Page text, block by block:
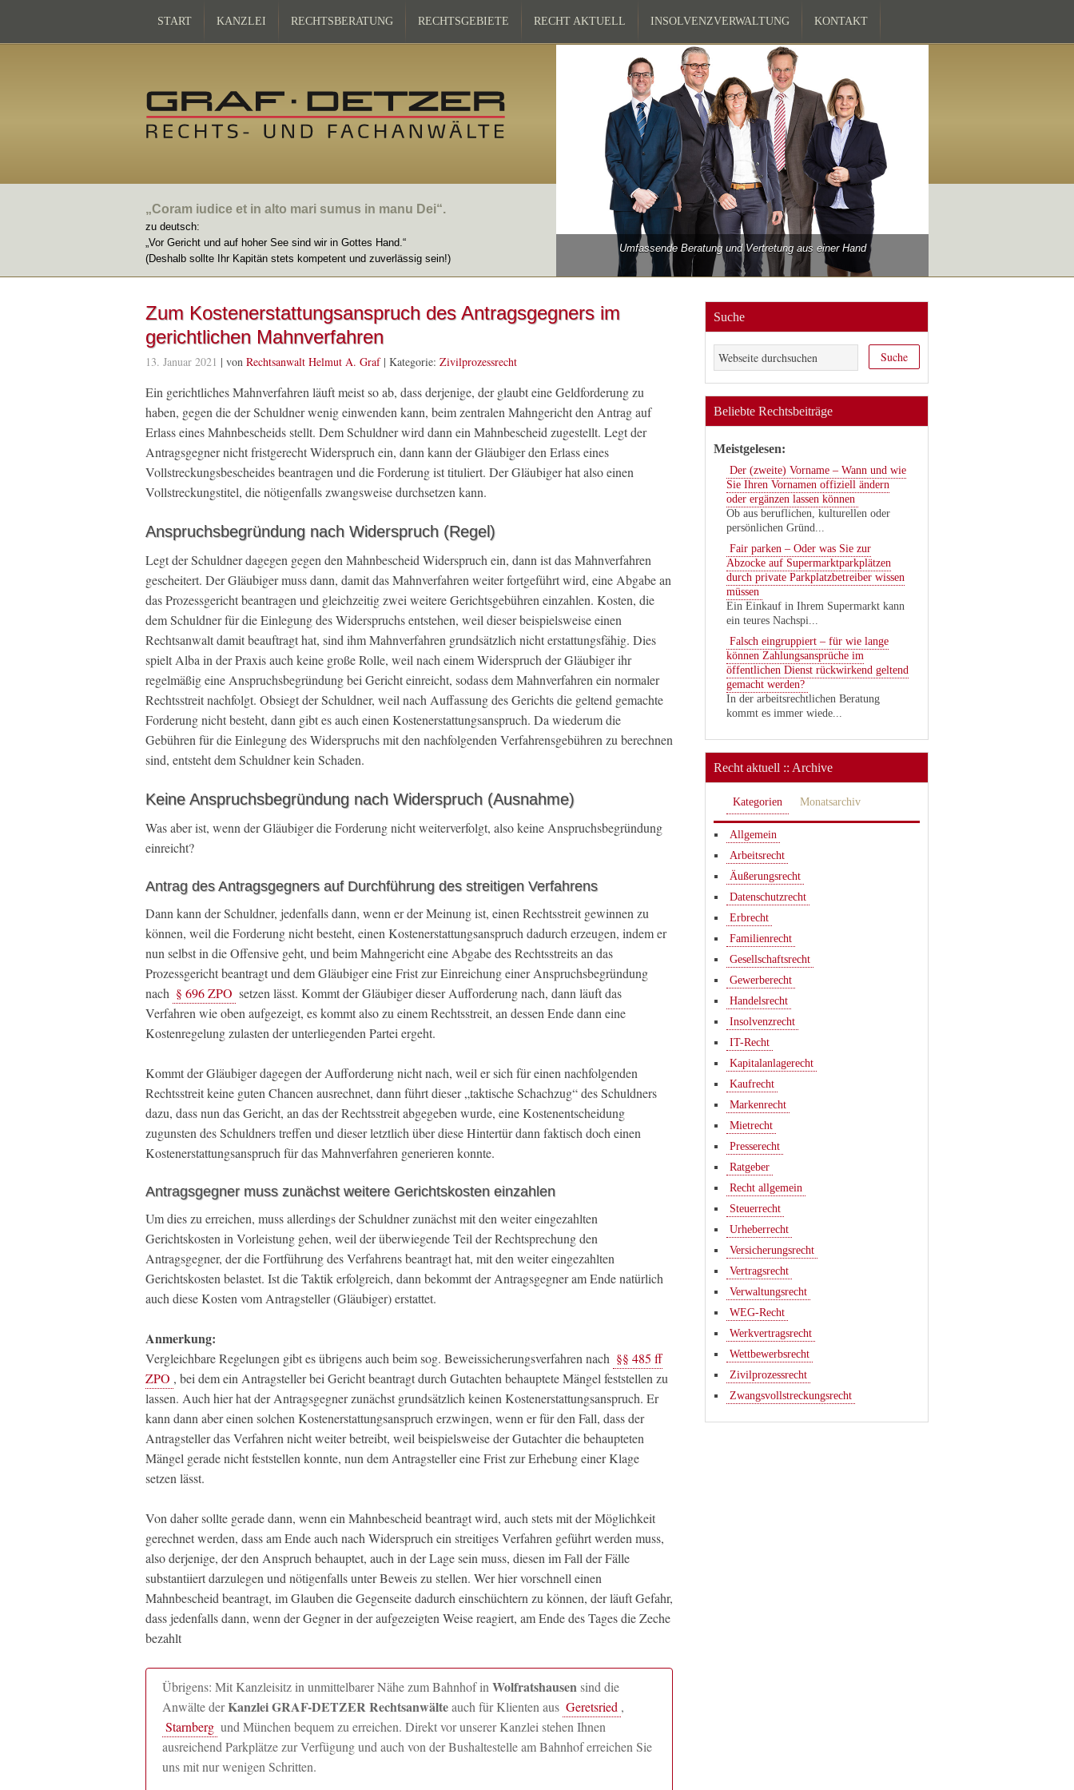
START KANZLEI RECHTSBERATUNG RECHTSGEBIETE RECHT AKTUELL INSOLVENZVERWALTUNG KONTAKT
„Coram iudice et in alto mari sumus in manu Dei“.
zu deutsch:
„Vor Gericht und auf hoher See sind wir in Gottes Hand.“
(Deshalb sollte Ihr Kapitän stets kompetent und zuverlässig sein!)
Umfassende Beratung und Vertretung aus einer Hand
Zum Kostenerstattungsanspruch des Antragsgegners im
gerichtlichen Mahnverfahren
13. Januar 2021 | von Rechtsanwalt Helmut A. Graf| Kategorie: Zivilprozessrecht
Ein gerichtliches Mahnverfahren läuft meist so ab, dass derjenige, der glaubt eine Geldforderung zu
haben, gegen die der Schuldner wenig einwenden kann, beim zentralen Mahngericht den Antrag auf
Erlass eines Mahnbescheids stellt. Dem Schuldner wird dann ein Mahnbescheid zugestellt. Legt der
Antragsgegner nicht fristgerecht Widerspruch ein, dann kann der Gläubiger den Erlass eines
Vollstreckungsbescheides beantragen und die Forderung ist tituliert. Der Gläubiger hat also einen
Vollstreckungstitel, die nötigenfalls zwangsweise durchsetzen kann.
Anspruchsbegründung nach Widerspruch (Regel)
Legt der Schuldner dagegen gegen den Mahnbescheid Widerspruch ein, dann ist das Mahnverfahren
gescheitert. Der Gläubiger muss dann, damit das Mahnverfahren weiter fortgeführt wird, eine Abgabe an
das Prozessgericht beantragen und gleichzeitig zwei weitere Gerichtsgebühren einzahlen. Kosten, die
dem Schuldner für die Einlegung des Widerspruchs entstehen, weil dieser beispielsweise einen
Rechtsanwalt damit beauftragt hat, sind ihm Mahnverfahren grundsätzlich nicht erstattungsfähig. Dies
spielt Alba in der Praxis auch keine große Rolle, weil nach einem Widerspruch der Gläubiger ihr
regelmäßig eine Anspruchsbegründung bei Gericht einreicht, sodass dem Mahnverfahren ein normaler
Rechtsstreit nachfolgt. Obsiegt der Schuldner, weil nach Auffassung des Gerichts die geltend gemachte
Forderung nicht besteht, dann gibt es auch einen Kostenerstattungsanspruch. Da wiederum die
Gebühren für die Einlegung des Widerspruchs mit den nachfolgenden Verfahrensgebühren zu berechnen
sind, entsteht dem Schuldner kein Schaden.
Keine Anspruchsbegründung nach Widerspruch (Ausnahme)
Was aber ist, wenn der Gläubiger die Forderung nicht weiterverfolgt, also keine Anspruchsbegründung
einreicht?
Antrag des Antragsgegners auf Durchführung des streitigen Verfahrens
Dann kann der Schuldner, jedenfalls dann, wenn er der Meinung ist, einen Rechtsstreit gewinnen zu
können, weil die Forderung nicht besteht, einen Kostenerstattungsanspruch dadurch erzeugen, indem er
nun selbst in die Offensive geht, und beim Mahngericht eine Abgabe des Rechtsstreits an das
Prozessgericht beantragt und dem Gläubiger eine Frist zur Einreichung einer Anspruchsbegründung
nach § 696 ZPO setzen lässt. Kommt der Gläubiger dieser Aufforderung nach, dann läuft das
Verfahren wie oben aufgezeigt, es kommt also zu einem Rechtsstreit, an dessen Ende dann eine
Kostenregelung zulasten der unterliegenden Partei ergeht.
Kommt der Gläubiger dagegen der Aufforderung nicht nach, weil er sich für einen nachfolgenden
Rechtsstreit keine guten Chancen ausrechnet, dann führt dieser „taktische Schachzug“ des Schuldners
dazu, dass nun das Gericht, an das der Rechtsstreit abgegeben wurde, eine Kostenentscheidung
zugunsten des Schuldners treffen und dieser letztlich über diese Hintertür dann faktisch doch einen
Kostenerstattungsanspruch für das Mahnverfahren generieren konnte.
Antragsgegner muss zunächst weitere Gerichtskosten einzahlen
Um dies zu erreichen, muss allerdings der Schuldner zunächst mit den weiter eingezahlten
Gerichtskosten in Vorleistung gehen, weil der überwiegende Teil der Rechtsprechung den
Antragsgegner, der die Fortführung des Verfahrens beantragt hat, mit den weiter eingezahlten
Gerichtskosten belastet. Ist die Taktik erfolgreich, dann bekommt der Antragsgegner am Ende natürlich
auch diese Kosten vom Antragsteller (Gläubiger) erstattet.
Anmerkung:
Vergleichbare Regelungen gibt es übrigens auch beim sog. Beweissicherungsverfahren nach §§ 485 ff
ZPO , bei dem ein Antragsteller bei Gericht beantragt durch Gutachten behauptete Mängel feststellen zu
lassen. Auch hier hat der Antragsgegner zunächst grundsätzlich keinen Kostenerstattungsanspruch. Er
kann dann aber einen solchen Kostenerstattungsanspruch erzwingen, wenn er für den Fall, dass der
Antragsteller das Verfahren nicht weiter betreibt, weil beispielsweise der Gutachter die behaupteten
Mängel gerade nicht feststellen konnte, nun dem Antragsteller eine Frist zur Erhebung einer Klage
setzen lässt.
Von daher sollte gerade dann, wenn ein Mahnbescheid beantragt wird, auch stets mit der Möglichkeit
gerechnet werden, dass am Ende auch nach Widerspruch ein streitiges Verfahren geführt werden muss,
also derjenige, der den Anspruch behauptet, auch in der Lage sein muss, diesen im Fall der Fälle
substantiiert darzulegen und nötigenfalls unter Beweis zu stellen. Wer hier vorschnell einen
Mahnbescheid beantragt, im Glauben die Gegenseite dadurch einschüchtern zu können, der läuft Gefahr,
dass jedenfalls dann, wenn der Gegner in der aufgezeigten Weise reagiert, am Ende des Tages die Zeche
bezahlt
Übrigens: Mit Kanzleisitz in unmittelbarer Nähe zum Bahnhof in Wolfratshausensind die
Anwälte derKanzlei GRAF-DETZER Rechtsanwälteauch für Klienten aus Geretsried ,
Starnberg und München bequem zu erreichen. Direkt vor unserer Kanzlei stehen Ihnen
ausreichend Parkplätze zur Verfügung und auch von der Bushaltestelle am Bahnhof erreichen Sie
uns mit nur wenigen Schritten.
Suche
Beliebte Rechtsbeiträge
Meistgelesen:
Der (zweite) Vorname – Wann und wie
Sie Ihren Vornamen offiziell ändern
oder ergänzen lassen können
Ob aus beruflichen, kulturellen oder
persönlichen Gründ...
Fair parken – Oder was Sie zur
Abzocke auf Supermarktparkplätzen
durch private Parkplatzbetreiber wissen
müssen
Ein Einkauf in Ihrem Supermarkt kann
ein teures Nachspi...
Falsch eingruppiert – für wie lange
können Zahlungsansprüche im
öffentlichen Dienst rückwirkend geltend
gemacht werden?
In der arbeitsrechtlichen Beratung
kommt es immer wiede...
Recht aktuell :: Archive
Kategorien Monatsarchiv
Allgemein
Arbeitsrecht
Äußerungsrecht
Datenschutzrecht
Erbrecht
Familienrecht
Gesellschaftsrecht
Gewerberecht
Handelsrecht
Insolvenzrecht
IT-Recht
Kapitalanlagerecht
Kaufrecht
Markenrecht
Mietrecht
Presserecht
Ratgeber
Recht allgemein
Steuerrecht
Urheberrecht
Versicherungsrecht
Vertragsrecht
Verwaltungsrecht
WEG-Recht
Werkvertragsrecht
Wettbewerbsrecht
Zivilprozessrecht
Zwangsvollstreckungsrecht